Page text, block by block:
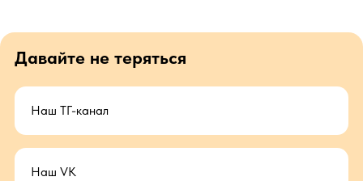
Давайте не теряться
Наш ТГ-канал
Наш VK